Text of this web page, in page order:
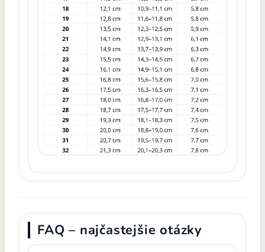
FAQ – najčastejšie otázky